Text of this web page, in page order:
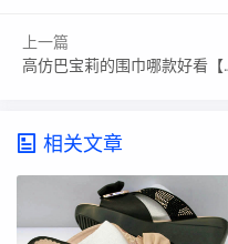
上一篇
高仿巴宝莉的围巾哪款好看【高仿巴宝莉的围巾哪款好看女】
相关文章